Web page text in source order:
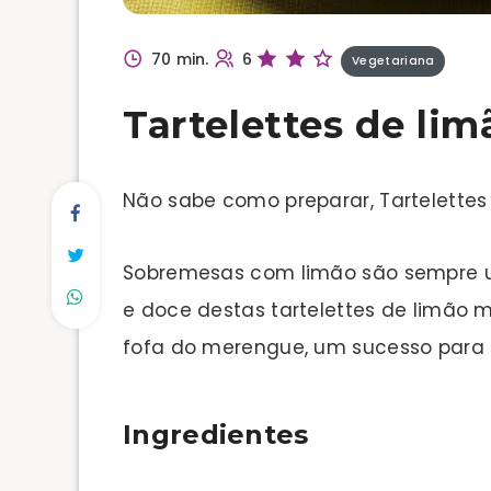
70 min. 6 Vegetariana
Tartelettes de
Não sabe como preparar,
Sobremesas com limão são
e doce destas tartelettes de limão
fofa do merengue, um sucesso
Ingredientes